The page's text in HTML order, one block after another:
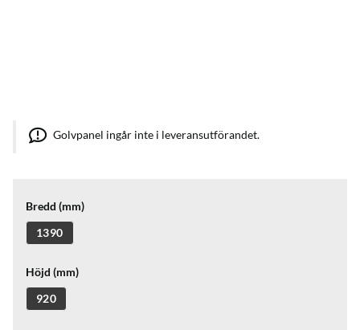
Golvpanel ingår inte i leveransutförandet.
Bredd (mm)
1390
Höjd (mm)
920